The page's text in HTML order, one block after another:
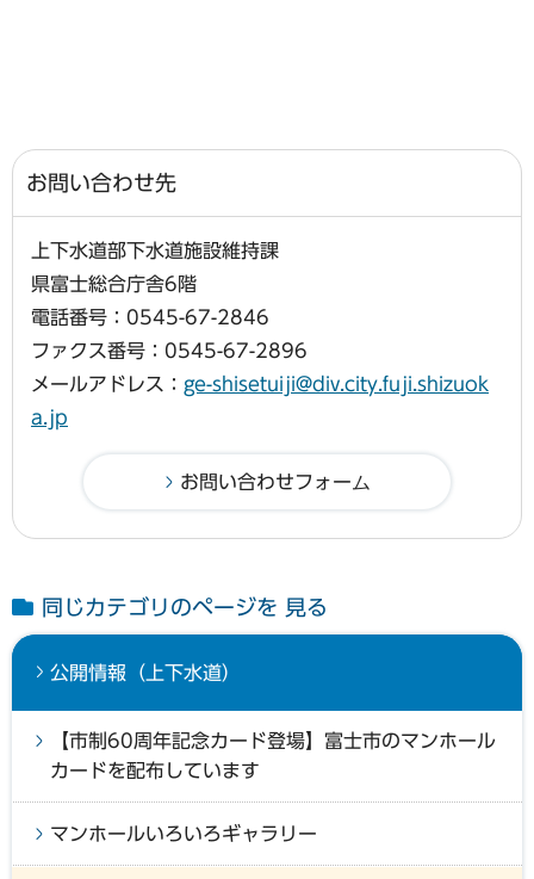
お問い合わせ先
上下水道部下水道施設維持課
県富士総合庁舎6階
電話番号：0545-67-2846
ファクス番号：0545-67-2896
メールアドレス： ge-shisetuiji@div.city.fuji.shizuok
a.jp
同じカテゴリのページを 見る
公開情報（上下水道）
【市制60周年記念カード登場】富士市のマンホール
カードを配布しています
マンホールいろいろギャラリー